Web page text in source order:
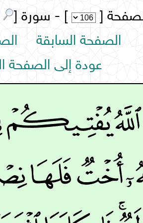
[ ] - سورة [
الصفحة السابقة
عودة إلى الصفحة